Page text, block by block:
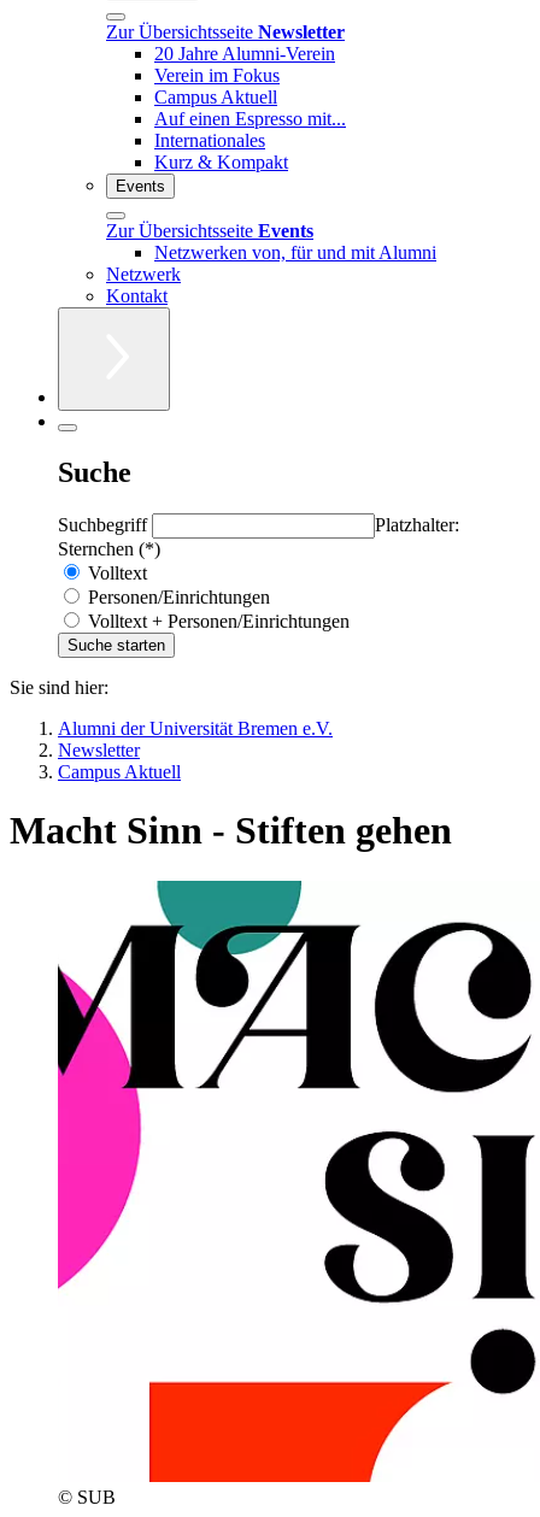
Zur Übersichtsseite Newsletter
20 Jahre Alumni-Verein
Verein im Fokus
Campus Aktuell
Auf einen Espresso mit...
Internationales
Kurz & Kompakt
Events
Zur Übersichtsseite Events
Netzwerken von, für und mit Alumni
Netzwerk
Kontakt
Suche
Suchbegriff
Platzhalter:
Sternchen (*)
Volltext
Personen/Einrichtungen
Volltext + Personen/Einrichtungen
Sie sind hier:
Alumni der Universität Bremen e.V.
Newsletter
Campus Aktuell
Macht Sinn - Stiften gehen
© SUB